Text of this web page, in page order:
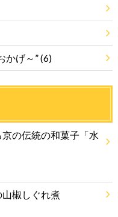
かげ～”(6)
の伝統の和菓子「水
椒しぐれ煮